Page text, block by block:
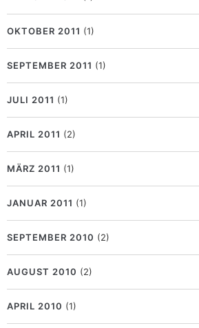
OKTOBER 2011 (1)
SEPTEMBER 2011 (1)
JULI 2011 (1)
APRIL 2011 (2)
MÄRZ 2011 (1)
JANUAR 2011 (1)
SEPTEMBER 2010 (2)
AUGUST 2010 (2)
APRIL 2010 (1)